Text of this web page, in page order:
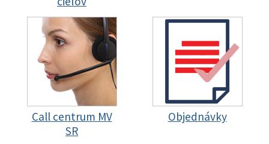
Call centrum MV
SR
Objednávky